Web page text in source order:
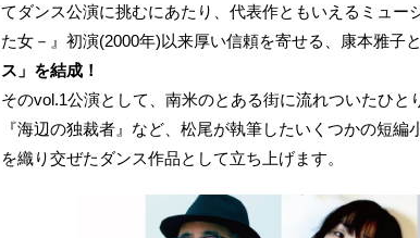
てダンス公演に挑むにあたり、代表作ともいえるミュー
た女－』初演(2000年)以来厚い信頼を寄せる、康本雅子と
ス」を結成！
そのvol.1公演として、南米のとある街に流れついたひと
『海辺の独裁者』など、松尾が執筆したいくつかの短
を織り交ぜたダンス作品として立ち上げます。